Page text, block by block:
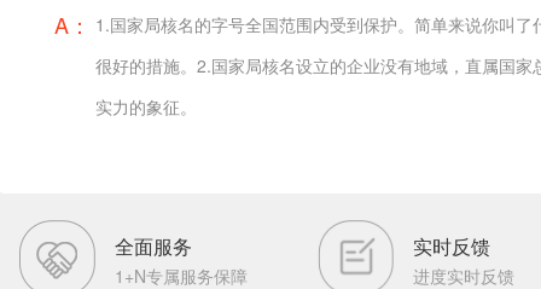
A：
1.国家局核名的字号全国范围内受到保护。简单来说你叫
很好的措施。2.国家局核名设立的企业没有地域，直属国
实力的象征。
全面服务
1+N专属服务保障
实时反馈
进度实时反馈